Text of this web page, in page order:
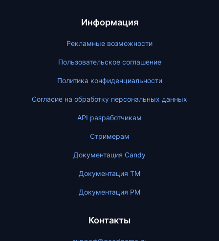
Информация
Рекламные возможности
Пользовательское соглашение
Политика конфиденциальности
Согласие на обработку персональных данных
API разработчикам
Стримерам
Документация Candy
Документация ТМ
Документация PM
Контакты